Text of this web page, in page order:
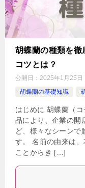
胡蝶蘭の種類を徹
コツとは？
公開日： 2025年1月25日
胡蝶蘭の基礎知識
はじめに 胡蝶蘭（
品により、企業の開
ど、様々なシーンで
す。 名前の由来は
ことからき […]